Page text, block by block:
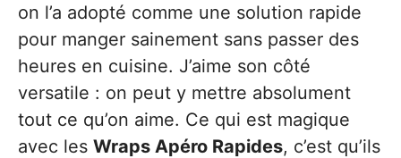
on l’a adopté comme une solution rapide
pour manger sainement sans passer des
heures en cuisine. J’aime son côté
versatile : on peut y mettre absolument
tout ce qu’on aime. Ce qui est magique
avec les Wraps Apéro Rapides, c’est qu’ils